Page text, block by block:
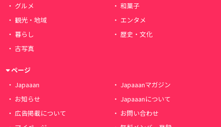
グルメ
和菓子
観光・地域
エンタメ
暮らし
歴史・文化
古写真
ページ
Japaaan
Japaaanマガジン
お知らせ
Japaaanについて
広告掲載について
お問い合わせ